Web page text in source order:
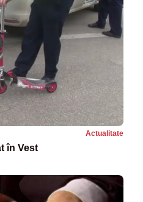
Actualitate
în Vest